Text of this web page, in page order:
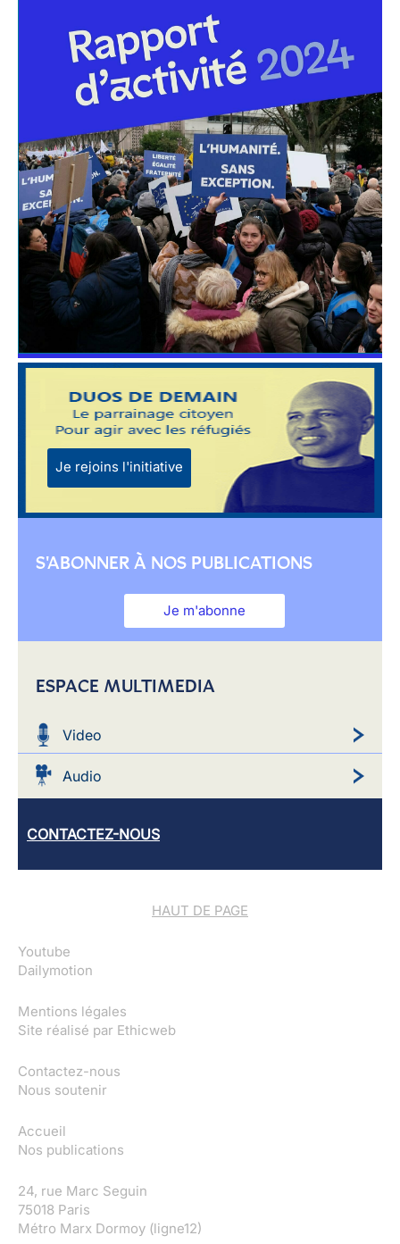
Je rejoins l'initiative
S'ABONNER À NOS PUBLICATIONS
Je m'abonne
ESPACE MULTIMEDIA
Video
Audio
CONTACTEZ-NOUS
HAUT DE PAGE
Youtube
Dailymotion
Mentions légales
Site réalisé par Ethicweb
Contactez-nous
Nous soutenir
Accueil
Nos publications
24, rue Marc Seguin
75018 Paris
Métro Marx Dormoy (ligne12)